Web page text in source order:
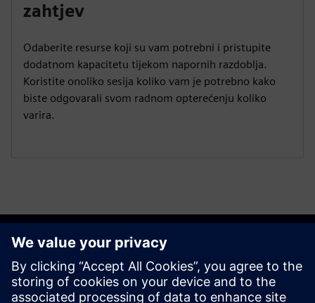
zahtjev
Odaberite resurse koji su vam potrebni i pristupite
dodatnom kapacitetu tijekom napornih razdoblja.
Koristite onoliko sesija koliko vam je potrebno kako
biste odgovarali svom radnom opterećenju koliko
varira.
Započnite